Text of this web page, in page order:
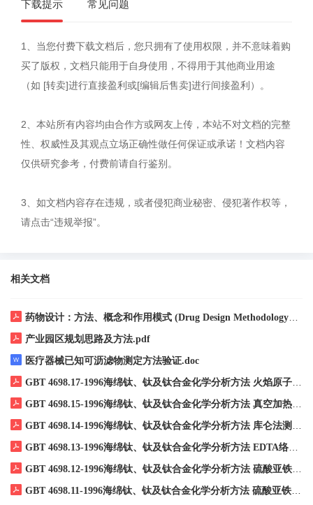
下载提示 常见问题
1、当您付费下载文档后，您只拥有了使用权限，并不意味着购
买了版权，文档只能用于自身使用，不得用于其他商业用途
（如 [转卖]进行直接盈利或[编辑后售卖]进行间接盈利）。
2、本站所有内容均由合作方或网友上传，本站不对文档的完整
性、权威性及其观点立场正确性做任何保证或承诺！文档内容
仅供研究参考，付费前请自行鉴别。
3、如文档内容存在违规，或者侵犯商业秘密、侵犯著作权等，
请点击“违规举报”。
相关文档
药物设计：方法、概念和作用模式 (Drug Design Methodology， Concepts and Mode-of-Action) ((德) 格哈德· 克勒贝 (Gerhard Klebe)，上海药明康德新药开发有限公司 译) (Z-Library).pdf
产业园区规划思路及方法.pdf
医疗器械已知可沥滤物测定方法验证.doc
GBT 4698.17-1996海绵钛、钛及钛合金化学分析方法 火焰原子吸收光谱法测定镁量.pdf
GBT 4698.15-1996海绵钛、钛及钛合金化学分析方法 真空加热气相色谱法测定氢量.pdf
GBT 4698.14-1996海绵钛、钛及钛合金化学分析方法 库仑法测定碳量.pdf
GBT 4698.13-1996海绵钛、钛及钛合金化学分析方法 EDTA络合滴定法测定锆量.pdf
GBT 4698.12-1996海绵钛、钛及钛合金化学分析方法 硫酸亚铁铵滴定法测定钒量.pdf
GBT 4698.11-1996海绵钛、钛及钛合金化学分析方法 硫酸亚铁铵滴定法测定铬量(不含钒).pdf